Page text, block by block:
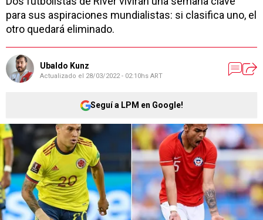
para sus aspiraciones mundialistas: si clasifica uno, el
otro quedará eliminado.
Ubaldo Kunz
Actualizado el 28/03/2022 - 02:10hs ART
Seguí a LPM en Google!